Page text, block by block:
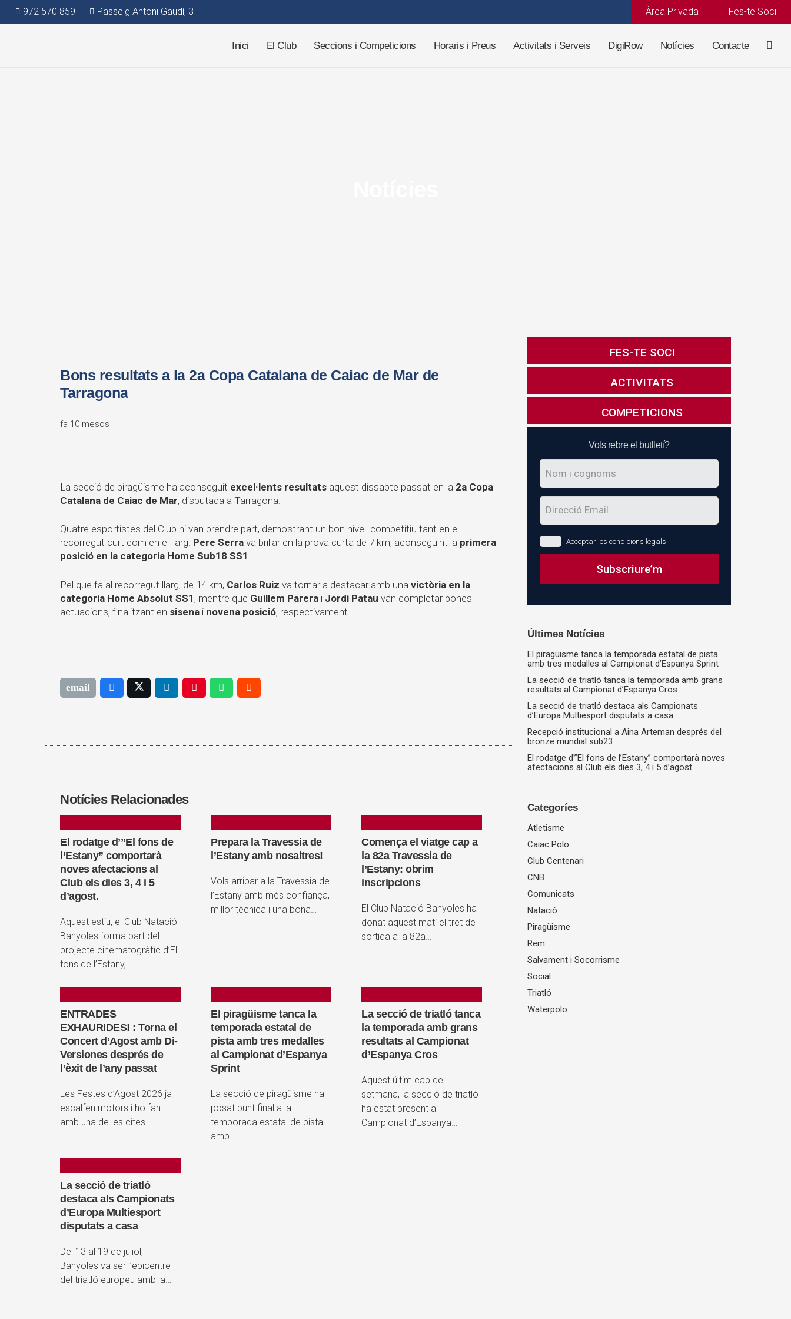
972 570 859 Passeig Antoni Gaudí, 3 Àrea Privada Fes-te Soci
Inici El Club Seccions i Competicions Horaris i Preus Activitats i Serveis DigiRow Notícies Contacte
Bons resultats a la 2a Copa Catalana de Caiac de Mar de
Tarragona
fa 10 mesos
La secció de piragüisme ha aconseguit excel·lents resultats aquest dissabte passat en la 2a Copa
Catalana de Caiac de Mar, disputada a Tarragona.
Quatre esportistes del Club hi van prendre part, demostrant un bon nivell competitiu tant en el
recorregut curt com en el llarg. Pere Serra va brillar en la prova curta de 7 km, aconseguint la primera
posició en la categoria Home Sub18 SS1 .
Pel que fa al recorregut llarg, de 14 km, Carlos Ruiz va tornar a destacar amb una victòria en la
categoria Home Absolut SS1 , mentre que Guillem Parera i Jordi Patau van completar bones
actuacions, finalitzant en sisena i novena posició, respectivament.
Notícies Relacionades
El rodatge d’”El fons de
l’Estany” comportarà
noves afectacions al
Club els dies 3, 4 i 5
d’agost.
Aquest estiu, el Club Natació
Banyoles forma part del
projecte cinematogràfic d’El
fons de l’Estany,…
Prepara la Travessia de
l’Estany amb nosaltres!
Vols arribar a la Travessia de
l’Estany amb més confiança,
millor tècnica i una bona…
Comença el viatge cap a
la 82a Travessia de
l’Estany: obrim
inscripcions
El Club Natació Banyoles ha
donat aquest matí el tret de
sortida a la 82a…
ENTRADES
EXHAURIDES! : Torna el
Concert d’Agost amb Di-
Versiones després de
l’èxit de l’any passat
Les Festes d’Agost 2026 ja
escalfen motors i ho fan
amb una de les cites…
El piragüisme tanca la
temporada estatal de
pista amb tres medalles
al Campionat d’Espanya
Sprint
La secció de piragüisme ha
posat punt final a la
temporada estatal de pista
amb…
La secció de triatló tanca
la temporada amb grans
resultats al Campionat
d’Espanya Cros
Aquest últim cap de
setmana, la secció de triatló
ha estat present al
Campionat d’Espanya…
La secció de triatló
destaca als Campionats
d’Europa Multiesport
disputats a casa
Del 13 al 19 de juliol,
Banyoles va ser l’epicentre
del triatló europeu amb la…
FES-TE SOCI
ACTIVITATS
COMPETICIONS
Vols rebre el butlletí?
Acceptar les condicions legals
Subscriure’m
should
left
Últimes Notícies
El piragüisme tanca la temporada estatal de pista
amb tres medalles al Campionat d’Espanya Sprint
La secció de triatló tanca la temporada amb grans
resultats al Campionat d’Espanya Cros
La secció de triatló destaca als Campionats
d’Europa Multiesport disputats a casa
Recepció institucional a Aina Arteman després del
bronze mundial sub23
El rodatge d'”El fons de l’Estany” comportarà noves
afectacions al Club els dies 3, 4 i 5 d’agost.
Categoríes
Atletisme
Caiac Polo
Club Centenari
CNB
Comunicats
Natació
Piragüisme
Rem
Salvament i Socorrisme
Social
Triatló
Waterpolo